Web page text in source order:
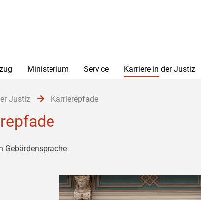
Ministerium Service Karriere in der Justiz
Justiz Karrierepfade
Gebärdensprache